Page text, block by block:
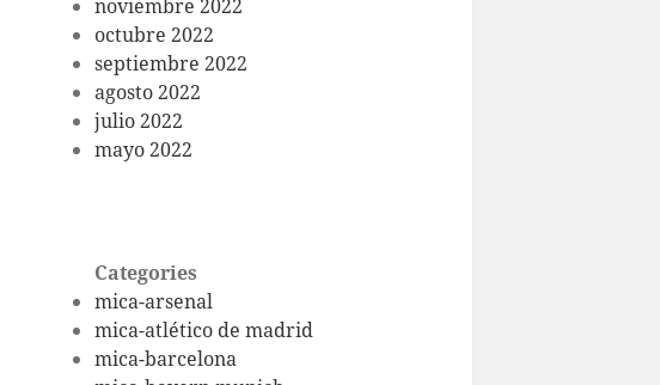
noviembre 2022
octubre 2022
septiembre 2022
agosto 2022
julio 2022
mayo 2022
Categories
mica-arsenal
mica-atlético de madrid
mica-barcelona